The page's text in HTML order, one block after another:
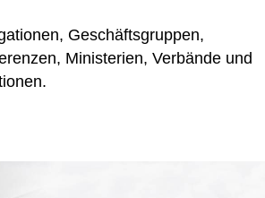
Geschäftsgruppen,
Ministerien, Verbände und